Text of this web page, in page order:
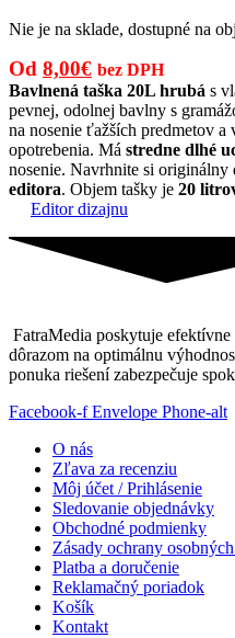
Nie je na sklade, dostupné na
Od Pôvodná
cena
bola:
11,00€.
8,00€Aktuálna
cena
je:
8,00€.
bez DPH
Bavlnená taška 20L hrubá s
pevnej, odolnej bavlny s
na nosenie ťažších predmetov
opotrebenia. Má stredne dlhé
nosenie. Navrhnite si originálny
editora. Objem tašky je 20
Editor dizajnu
FatraMedia poskytuje
dôrazom na optimálnu
ponuka riešení zabezpečuje
Facebook-f Envelope Phone-alt
O nás
Zľava za recenziu
Môj účet / Prihlásenie
Sledovanie objednávky
Obchodné podmienky
Zásady ochrany
Platba a doručenie
Reklamačný poriadok
Košík
Kontakt